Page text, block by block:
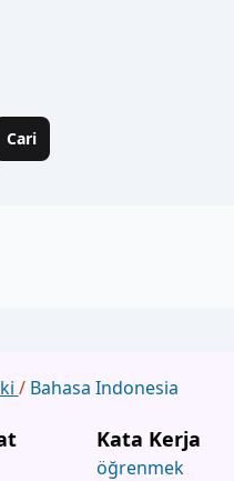
Cari
/ Bahasa Indonesia
Kata Kerja
öğrenmek